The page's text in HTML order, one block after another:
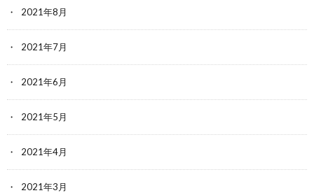
2021年8月
2021年7月
2021年6月
2021年5月
2021年4月
2021年3月